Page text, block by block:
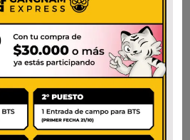
TOKPOKI
WONDERPOKI ROSE
CUP
$5.400
AÑADIR AL CARRITO